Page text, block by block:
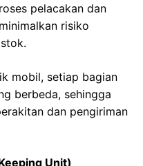
pelacakan dan
risiko
mobil, setiap bagian
berbeda, sehingga
dan pengiriman
Unit)